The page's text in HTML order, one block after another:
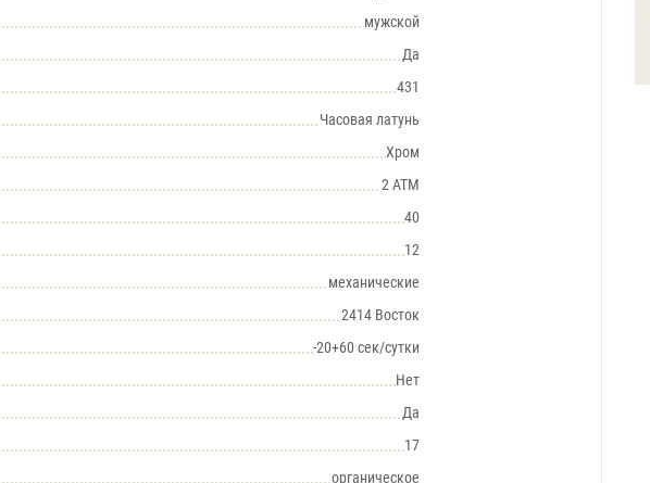
мужской
Да
431
Часовая латунь
Хром
2 АТМ
40
12
механические
2414 Восток
-20+60 сек/сутки
Нет
Да
17
органическое